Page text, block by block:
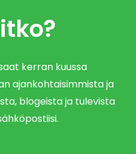
kerran kuussa
ajankohtaisimmista ja
blogeista ja tulevista